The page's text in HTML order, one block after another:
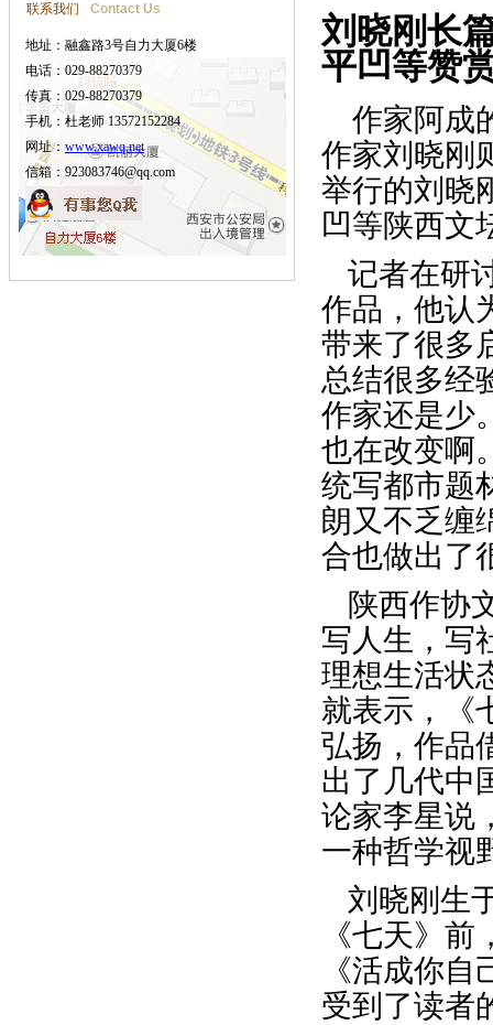
联系我们 Contact Us
地址：融鑫路3号自力大厦6楼
电话：029-88270379
传真：029-88270379
手机：杜老师 13572152284
网址： www.xawq.net
信箱：923083746@qq.com
刘晓刚长
平凹等赞
作家阿成
作家刘晓刚
举行的刘晓
凹等陕西文
记者在研
作品，他认
带来了很多
总结很多经
作家还是少
也在改变啊
统写都市题
朗又不乏缠
合也做出了
陕西作协
写人生，写
理想生活状
就表示，《
弘扬，作品
出了几代中
论家李星说
一种哲学视
刘晓刚生
《七天》
《活成你
受到了读者